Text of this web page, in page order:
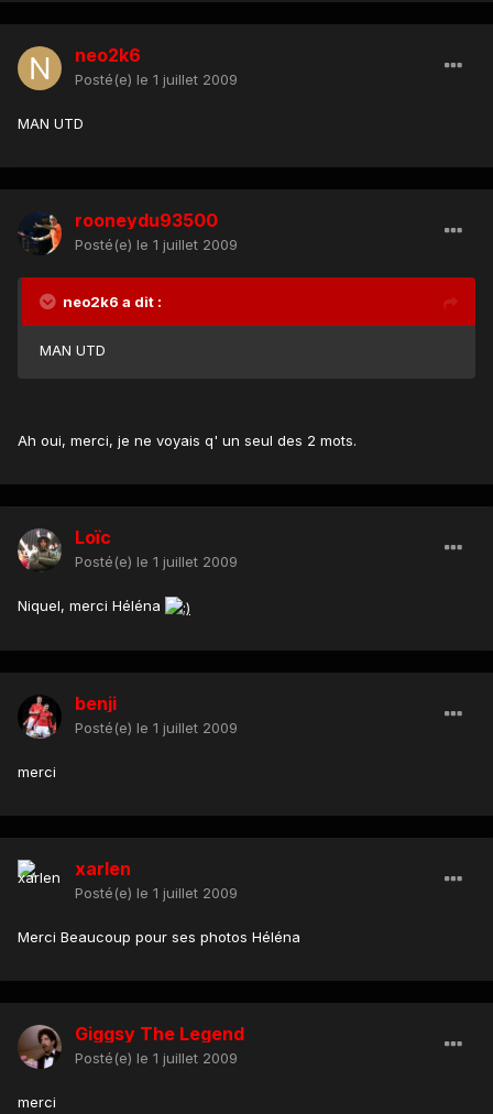
neo2k6
Posté(e) le 1 juillet 2009
MAN UTD
rooneydu93500
Posté(e) le 1 juillet 2009
neo2k6 a dit :
MAN UTD
Ah oui, merci, je ne voyais q' un seul des 2 mots.
Loïc
Posté(e) le 1 juillet 2009
Niquel, merci Héléna
benji
Posté(e) le 1 juillet 2009
merci
xarlen
Posté(e) le 1 juillet 2009
Merci Beaucoup pour ses photos Héléna
Giggsy The Legend
Posté(e) le 1 juillet 2009
merci